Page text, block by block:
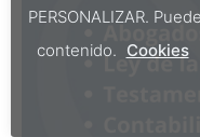
PERSONALIZAR.
contenido. Cookies